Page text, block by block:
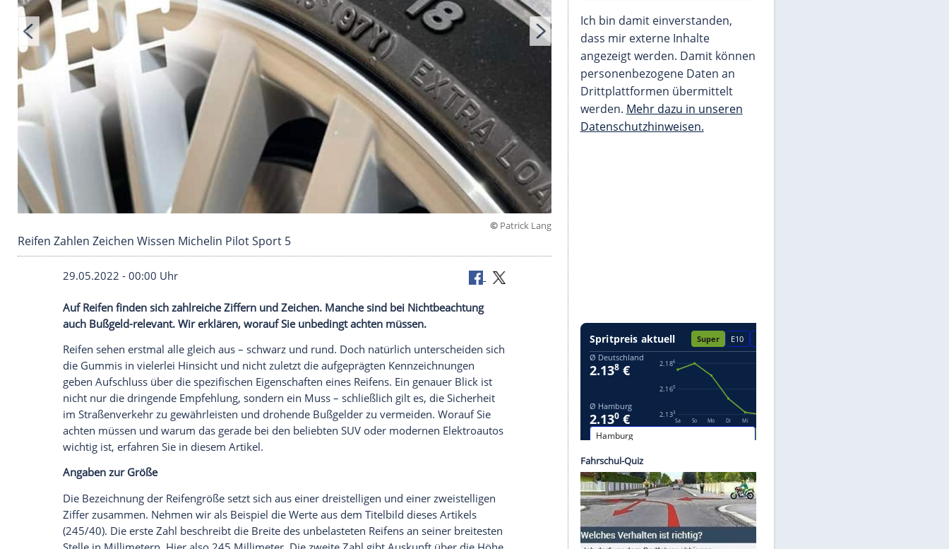
©Patrick Lang
Reifen Zahlen Zeichen Wissen Michelin Pilot Sport 5
29.05.2022 - 00:00 Uhr
Auf Reifen finden sich zahlreiche Ziffern und Zeichen. Manche sind bei Nichtbeachtung
auch Bußgeld-relevant. Wir erklären, worauf Sie unbedingt achten müssen.
Reifen sehen erstmal alle gleich aus – schwarz und rund. Doch natürlich unterscheiden sich
die Gummis in vielerlei Hinsicht und nicht zuletzt die aufgeprägten Kennzeichnungen
geben Aufschluss über die spezifischen Eigenschaften eines Reifens. Ein genauer Blick ist
können diesen mit einem Klick anzeigen
lassen und auch wieder deaktivieren.
jetzt aktivieren
Ich bin damit einverstanden,
dass mir externe Inhalte